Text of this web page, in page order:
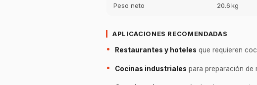
Peso neto 20.6 kg
APLICACIONES RECOMENDADAS
Restaurantes y hoteles que requieren
Cocinas industriales para preparación de